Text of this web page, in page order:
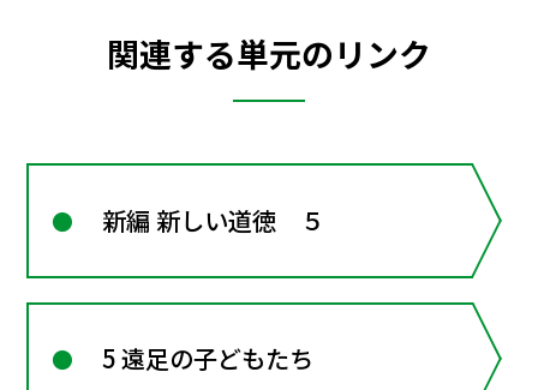
関連する単元のリンク
新編 新しい道徳 ５
5 遠足の子どもたち